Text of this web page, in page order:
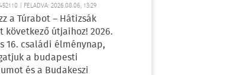
| FELADVA: 2026.08.06, 13:29
a Túrabot – Hátizsák
következő útjaihoz! 2026.
16. családi élménynap,
a budapesti
és a Budakeszi